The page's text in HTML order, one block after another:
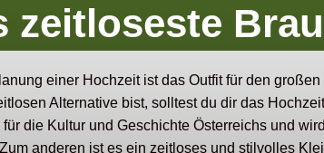
zeitloseste
einer Hochzeit ist das Outfit für den
Alternative bist, solltest du dir das
die Kultur und Geschichte Österreichs und
anderen ist es ein zeitloses und stilvolles